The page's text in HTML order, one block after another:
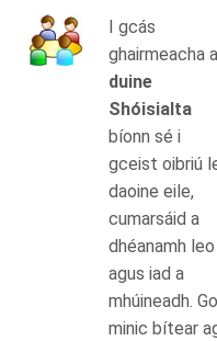
I gcás
ghairmeacha
duine
Shóisialta
bíonn sé i
gceist oibriú
daoine eile,
cumarsáid a
dhéanamh leo
agus iad a
mhúineadh. Go
minic bítear